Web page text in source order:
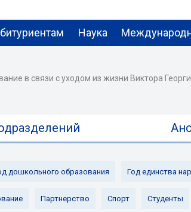
Наука
в связи с уходом из жизни Виктора
дошкольного образования Год единства
Партнерство Спорт Студенты